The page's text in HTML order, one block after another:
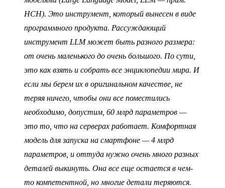
НСН). Это инструмент, который вынесен в виде
программного продукта. Рассуждающий
инструмент LLM может быть разного размера:
от очень маленького до очень большого. По сути,
это как взять и собрать все энциклопедии мира. И
если мы берем их в оригинальном качестве, не
теряя ничего, чтобы они все поместились
необходимо, допустим, 60 млрд параметров —
это то, что на серверах работает. Комфортная
модель для запуска на смартфоне — 4 млрд
параметров, и оттуда нужно очень много разных
деталей выкинуть. Она все еще остается в чем-
то компетентной, но многие детали теряются.